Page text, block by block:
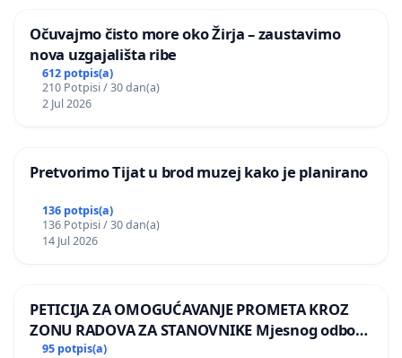
Očuvajmo čisto more oko Žirja – zaustavimo
nova uzgajališta ribe
612 potpis(a)
210 Potpisi / 30 dan(a)
2 Jul 2026
Pretvorimo Tijat u brod muzej kako je planirano
136 potpis(a)
136 Potpisi / 30 dan(a)
14 Jul 2026
PETICIJA ZA OMOGUĆAVANJE PROMETA KROZ
ZONU RADOVA ZA STANOVNIKE Mjesnog odbora
Kamensko i Lemić Brdo
95 potpis(a)